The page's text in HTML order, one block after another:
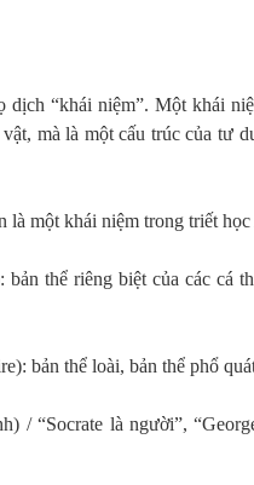
dịch “khái niệm”. Một khái
mà là một cấu trúc của tư
là một khái niệm trong triết
bản thể riêng biệt của các cá
bản thể loài, bản thể phổ
/ “Socrate là người”,